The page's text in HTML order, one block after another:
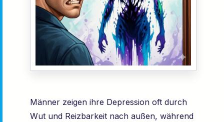
Männer zeigen ihre Depression oft durch
Wut und Reizbarkeit nach außen, während